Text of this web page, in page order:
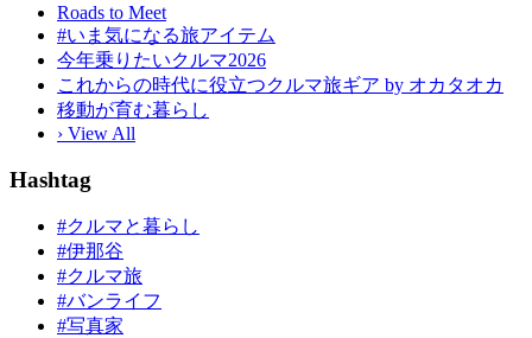
Roads to Meet
#いま気になる旅アイテム
今年乗りたいクルマ2026
これからの時代に役立つクルマ旅ギア by オカタオカ
移動が育む暮らし
› View All
Hashtag
#クルマと暮らし
#伊那谷
#クルマ旅
#バンライフ
#写真家